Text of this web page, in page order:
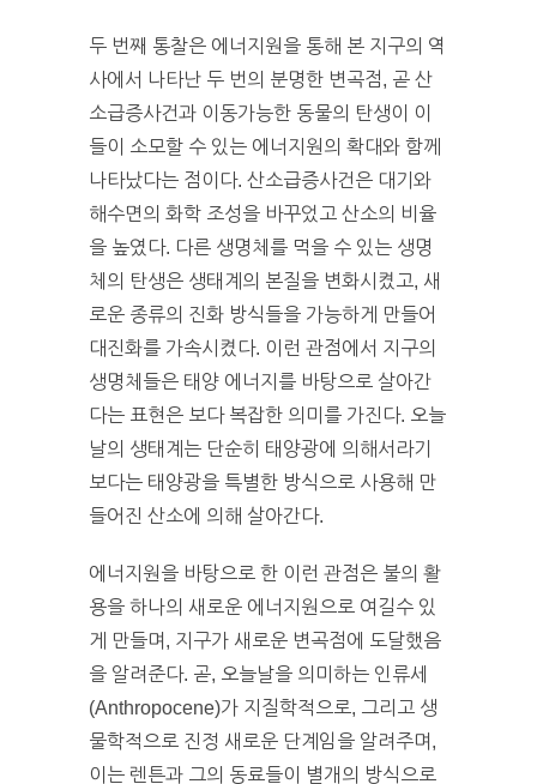
두 번째 통찰은 에너지원을 통해 본 지구의 역
사에서 나타난 두 번의 분명한 변곡점, 곧 산
소급증사건과 이동가능한 동물의 탄생이 이
들이 소모할 수 있는 에너지원의 확대와 함께
나타났다는 점이다. 산소급증사건은 대기와
해수면의 화학 조성을 바꾸었고 산소의 비율
을 높였다. 다른 생명체를 먹을 수 있는 생명
체의 탄생은 생태계의 본질을 변화시켰고, 새
로운 종류의 진화 방식들을 가능하게 만들어
대진화를 가속시켰다. 이런 관점에서 지구의
생명체들은 태양 에너지를 바탕으로 살아간
다는 표현은 보다 복잡한 의미를 가진다. 오늘
날의 생태계는 단순히 태양광에 의해서라기
보다는 태양광을 특별한 방식으로 사용해 만
들어진 산소에 의해 살아간다.
에너지원을 바탕으로 한 이런 관점은 불의 활
용을 하나의 새로운 에너지원으로 여길수 있
게 만들며, 지구가 새로운 변곡점에 도달했음
을 알려준다. 곧, 오늘날을 의미하는 인류세
(Anthropocene)가 지질학적으로, 그리고 생
물학적으로 진정 새로운 단계임을 알려주며,
이는 렌튼과 그의 동료들이 별개의 방식으로